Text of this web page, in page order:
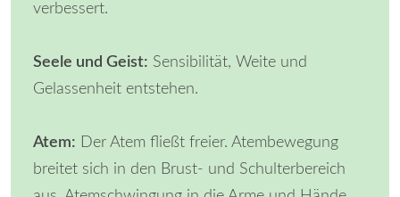
verbessert.
Seele und Geist: Sensibilität, Weite und
Gelassenheit entstehen.
Atem: Der Atem fließt freier. Atembewegung
breitet sich in den Brust- und Schulterbereich